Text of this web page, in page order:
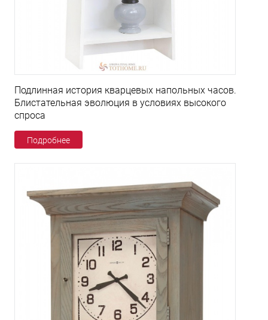
Подлинная история кварцевых напольных часов.
Блистательная эволюция в условиях высокого
спроса
Подробнее